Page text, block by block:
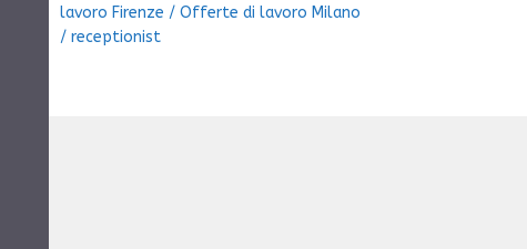
lavoro Firenze / Offerte di lavoro Milano
/ receptionist